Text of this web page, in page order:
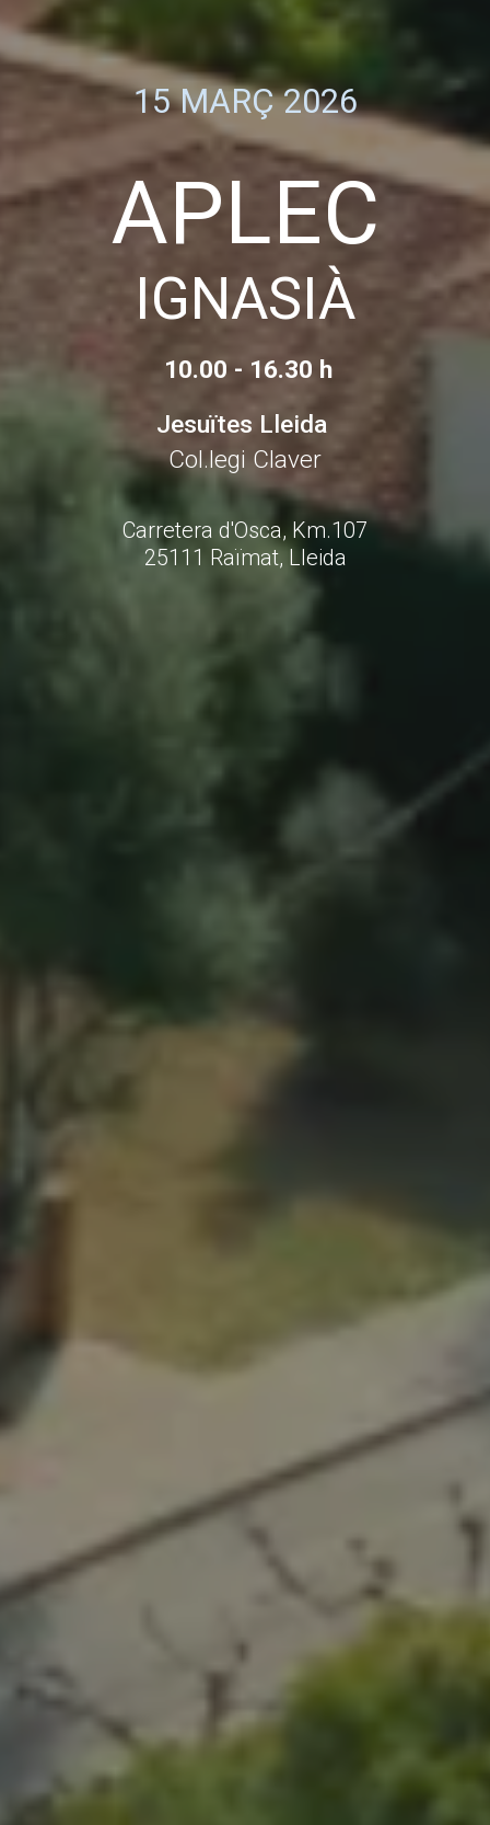
15 MARÇ 2026
APLEC
IGNASIÀ
10.00 - 16.30 h
Jesuïtes Lleida
Col.legi Claver
Carretera d'Osca, Km.107
25111 Raïmat, Lleida